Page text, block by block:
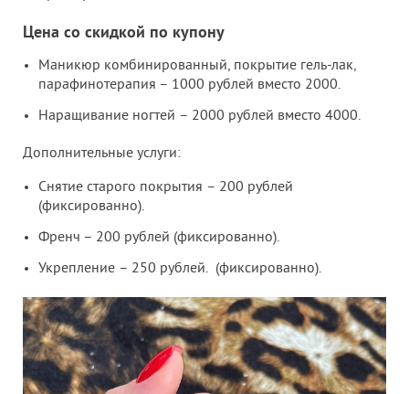
Цена со скидкой по купону
Маникюр комбинированный, покрытие гель-лак,
парафинотерапия – 1000 рублей вместо 2000.
Наращивание ногтей – 2000 рублей вместо 4000.
Дополнительные услуги:
Снятие старого покрытия – 200 рублей
(фиксированно).
Френч – 200 рублей (фиксированно).
Укрепление – 250 рублей. (фиксированно).